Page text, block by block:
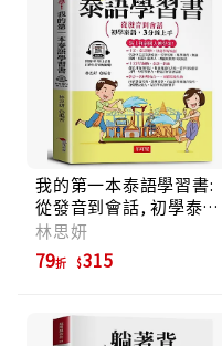
我的第一本泰語學習書:
從發音到會話, 初學泰語,
3分鐘上手 (附線上MP3)
林思妍
79折 315